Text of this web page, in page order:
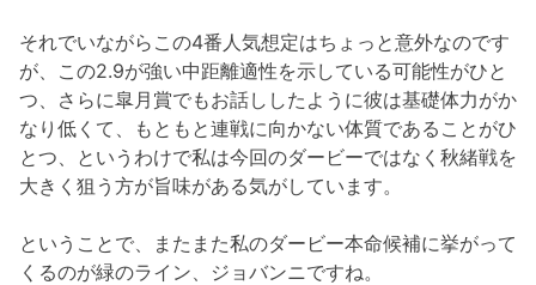
それでいながらこの4番人気想定はちょっと意外なのです
が、この2.9が強い中距離適性を示している可能性がひと
つ、さらに皐月賞でもお話ししたように彼は基礎体力がか
なり低くて、もともと連戦に向かない体質であることがひ
とつ、というわけで私は今回のダービーではなく秋緒戦を
大きく狙う方が旨味がある気がしています。
ということで、またまた私のダービー本命候補に挙がって
くるのが緑のライン、ジョバンニですね。